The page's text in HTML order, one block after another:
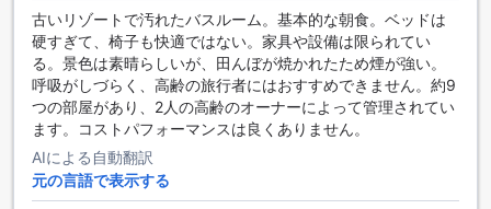
ったりです。
この価格帯のホテルは、チェンライの観光や文化体験を存分
に楽しむのに理想的です。The Green Season Resort Chiang
Raiは、都市の魅力を満喫しながらも、経済的な選択肢として
高い評価を受けており、コストと快適さのバランスを重視す
る旅行者にとって最適な宿泊先です。
チェンライの隠れ家的リゾート、グリーンシーズンリゾート
の高評価ポイント
古いリゾートで汚れたバスルーム。基本的な朝食。ベッドは
硬すぎて、椅子も快適ではない。家具や設備は限られてい
る。景色は素晴らしいが、田んぼが焼かれたため煙が強い。
呼吸がしづらく、高齢の旅行者にはおすすめできません。約9
つの部屋があり、2人の高齢のオーナーによって管理されてい
ます。コストパフォーマンスは良くありません。
AIによる自動翻訳
元の言語で表示する